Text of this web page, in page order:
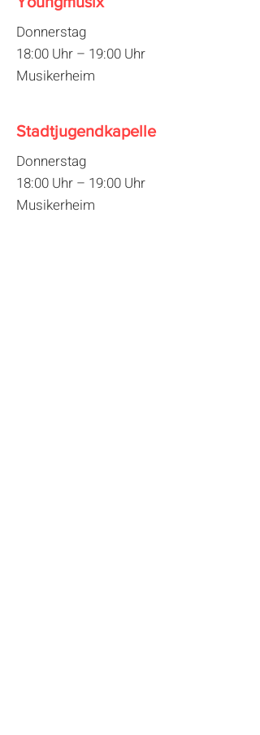
Donnerstag
18:00 Uhr – 19:00 Uhr
Musikerheim
Stadtjugendkapelle
Donnerstag
18:00 Uhr – 19:00 Uhr
Musikerheim